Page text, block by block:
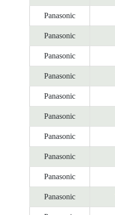
Panasonic
Panasonic
Panasonic
Panasonic
Panasonic
Panasonic
Panasonic
Panasonic
Panasonic
Panasonic